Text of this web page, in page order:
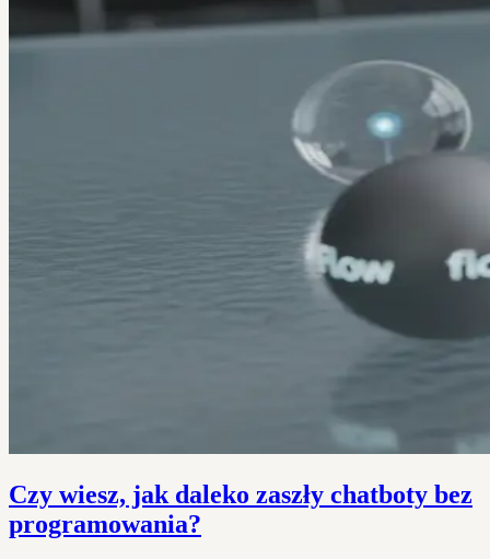
Czy wiesz, jak daleko zaszły chatboty bez
programowania?